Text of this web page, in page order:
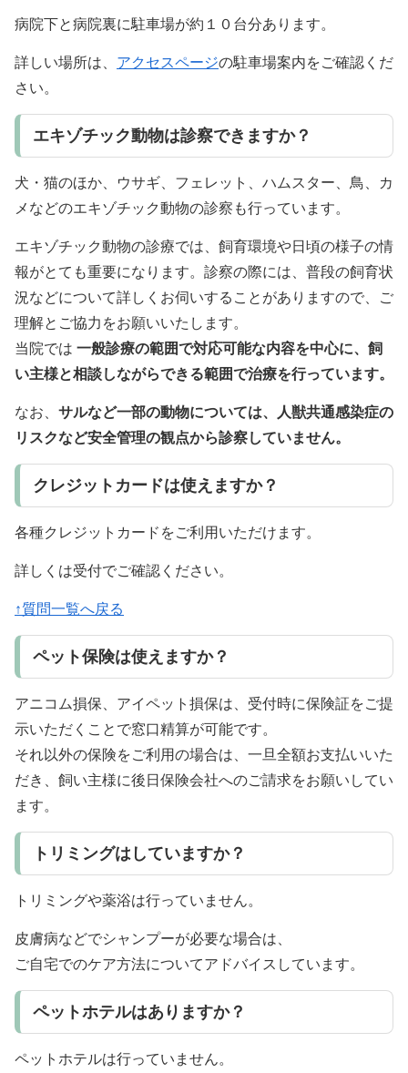
病院下と病院裏に駐車場が約１０台分あります。
詳しい場所は、 アクセスページの駐車場案内をご確認くだ
さい。
エキゾチック動物は診察できますか？
犬・猫のほか、ウサギ、フェレット、ハムスター、鳥、カ
メなどのエキゾチック動物の診察も行っています。
エキゾチック動物の診療では、飼育環境や日頃の様子の情
報がとても重要になります。診察の際には、普段の飼育状
況などについて詳しくお伺いすることがありますので、ご
理解とご協力をお願いいたします。
当院では 一般診療の範囲で対応可能な内容を中心に、飼
い主様と相談しながらできる範囲で治療を行っています。
なお、 サルなど一部の動物については、人獣共通感染症の
リスクなど安全管理の観点から診察していません。
クレジットカードは使えますか？
各種クレジットカードをご利用いただけます。
詳しくは受付でご確認ください。
↑質問一覧へ戻る
ペット保険は使えますか？
アニコム損保、アイペット損保は、受付時に保険証をご提
示いただくことで窓口精算が可能です。
それ以外の保険をご利用の場合は、一旦全額お支払いいた
だき、飼い主様に後日保険会社へのご請求をお願いしてい
ます。
トリミングはしていますか？
トリミングや薬浴は行っていません。
皮膚病などでシャンプーが必要な場合は、
ご自宅でのケア方法についてアドバイスしています。
ペットホテルはありますか？
ペットホテルは行っていません。